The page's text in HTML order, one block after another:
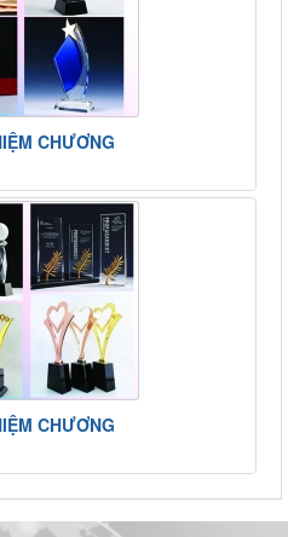
CHƯƠNG
CHƯƠNG